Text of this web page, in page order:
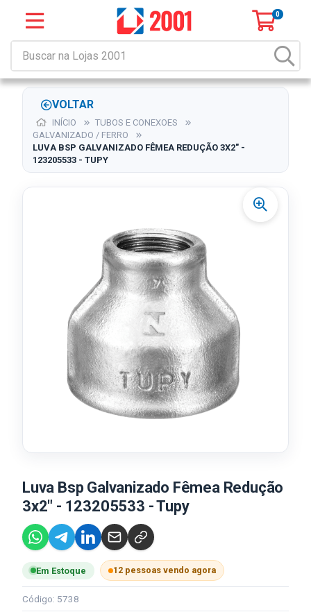
0
VOLTAR
INÍCIO
TUBOS E CONEXOES
GALVANIZADO / FERRO
LUVA BSP GALVANIZADO FÊMEA REDUÇÃO 3X2" -
123205533 - TUPY
Luva Bsp Galvanizado Fêmea Redução
3x2" - 123205533 - Tupy
Em Estoque 12 pessoas vendo agora
Código: 5738